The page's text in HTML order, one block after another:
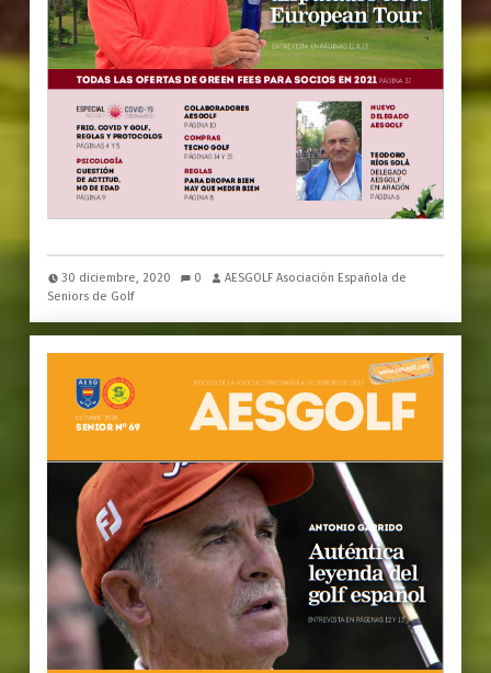
30 diciembre, 2020 0
AESGOLF Asociación Española de
Seniors de Golf